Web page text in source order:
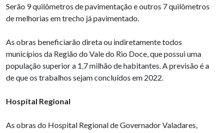
Serão 9 quilômetros de pavimentação e outros 7 quilômetros
de melhorias em trecho já pavimentado.
As obras beneficiarão direta ou indiretamente todos
municípios da Região do Vale do Rio Doce, que possui uma
população superior a 1,7 milhão de habitantes. A previsão é a
de que os trabalhos sejam concluídos em 2022.
Hospital Regional
As obras do Hospital Regional de Governador Valadares,